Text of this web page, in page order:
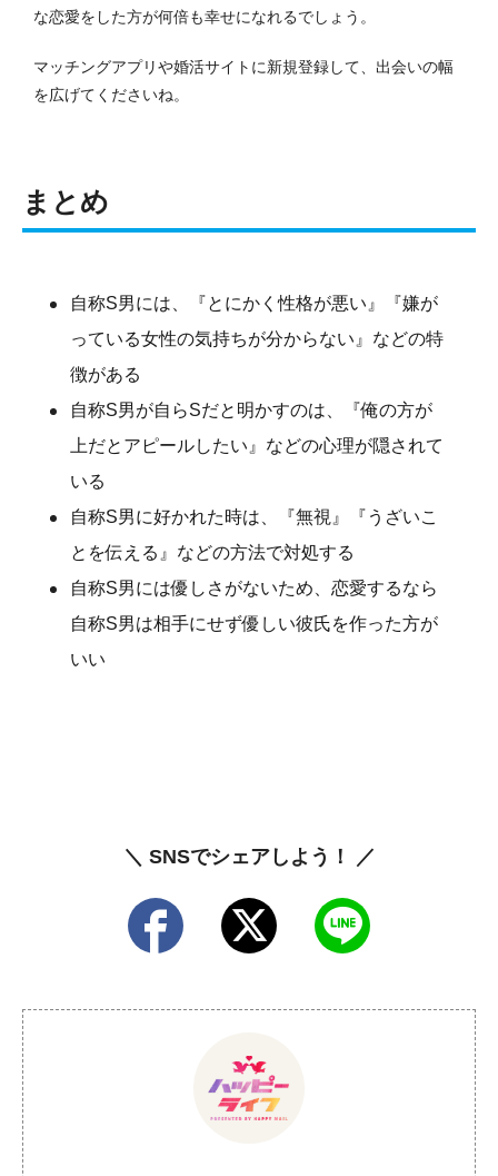
な恋愛をした方が何倍も幸せになれるでしょう。
マッチングアプリや婚活サイトに新規登録して、出会いの幅
を広げてくださいね。
まとめ
自称S男には、『とにかく性格が悪い』『嫌が
っている女性の気持ちが分からない』などの特
徴がある
自称S男が自らSだと明かすのは、『俺の方が
上だとアピールしたい』などの心理が隠されて
いる
自称S男に好かれた時は、『無視』『うざいこ
とを伝える』などの方法で対処する
自称S男には優しさがないため、恋愛するなら
自称S男は相手にせず優しい彼氏を作った方が
いい
＼ SNSでシェアしよう！ ／